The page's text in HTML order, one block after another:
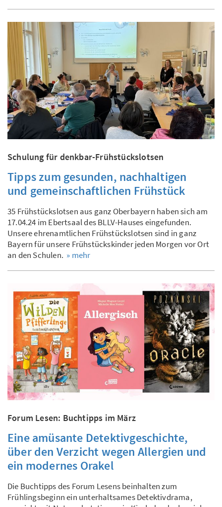
Schulung für denkbar-Frühstückslotsen
Tipps zum gesunden, nachhaltigen
und gemeinschaftlichen Frühstück
35 Frühstückslotsen aus ganz Oberbayern haben sich am
17.04.24 im Ebertsaal des BLLV-Hauses eingefunden.
Unsere ehrenamtlichen Frühstückslotsen sind in ganz
Bayern für unsere Frühstückskinder jeden Morgen vor Ort
an den Schulen. » mehr
Forum Lesen: Buchtipps im März
Eine amüsante Detektivgeschichte,
über den Verzicht wegen Allergien und
ein modernes Orakel
Die Buchtipps des Forum Lesens beinhalten zum
Frühlingsbeginn ein unterhaltsames Detektivdrama,